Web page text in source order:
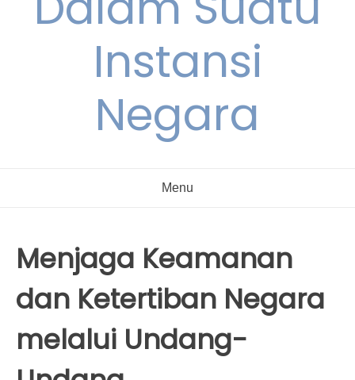
Instansi
Negara
Menu
Menjaga Keamanan
dan Ketertiban Negara
melalui Undang-